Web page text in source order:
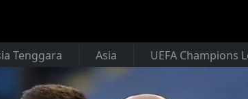
Tenggara Asia UEFA Champions